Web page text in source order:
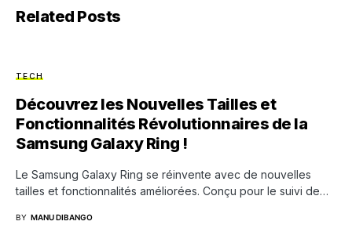
Related Posts
TECH
Découvrez les Nouvelles Tailles et
Fonctionnalités Révolutionnaires de la
Samsung Galaxy Ring !
Le Samsung Galaxy Ring se réinvente avec de nouvelles
tailles et fonctionnalités améliorées. Conçu pour le suivi de…
BY MANU DIBANGO